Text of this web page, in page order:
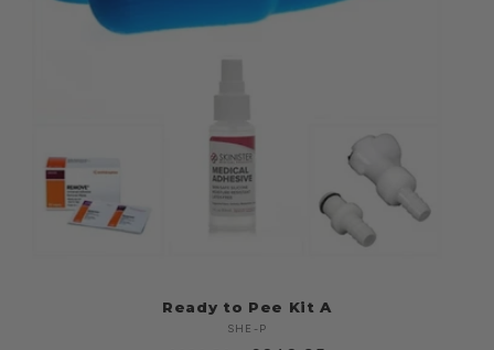
Ready to Pee Kit A
Produttore:
SHE-P